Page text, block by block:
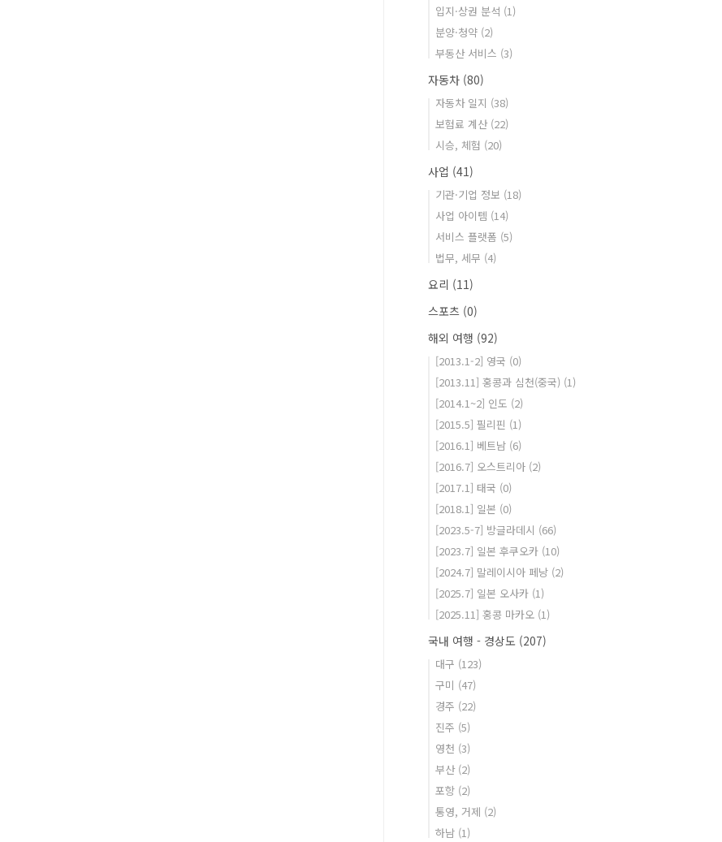
입지·상권 분석 (1)
분양·청약 (2)
부동산 서비스 (3)
자동차 (80)
자동차 일지 (38)
보험료 계산 (22)
시승, 체험 (20)
사업 (41)
기관·기업 정보 (18)
사업 아이템 (14)
서비스 플랫폼 (5)
법무, 세무 (4)
요리 (11)
스포츠 (0)
해외 여행 (92)
[2013.1-2] 영국 (0)
[2013.11] 홍콩과 심천(중국) (1)
[2014.1~2] 인도 (2)
[2015.5] 필리핀 (1)
[2016.1] 베트남 (6)
[2016.7] 오스트리아 (2)
[2017.1] 태국 (0)
[2018.1] 일본 (0)
[2023.5-7] 방글라데시 (66)
[2023.7] 일본 후쿠오카 (10)
[2024.7] 말레이시아 페낭 (2)
[2025.7] 일본 오사카 (1)
[2025.11] 홍콩 마카오 (1)
국내 여행 - 경상도 (207)
대구 (123)
구미 (47)
경주 (22)
진주 (5)
영천 (3)
부산 (2)
포항 (2)
통영, 거제 (2)
하남 (1)